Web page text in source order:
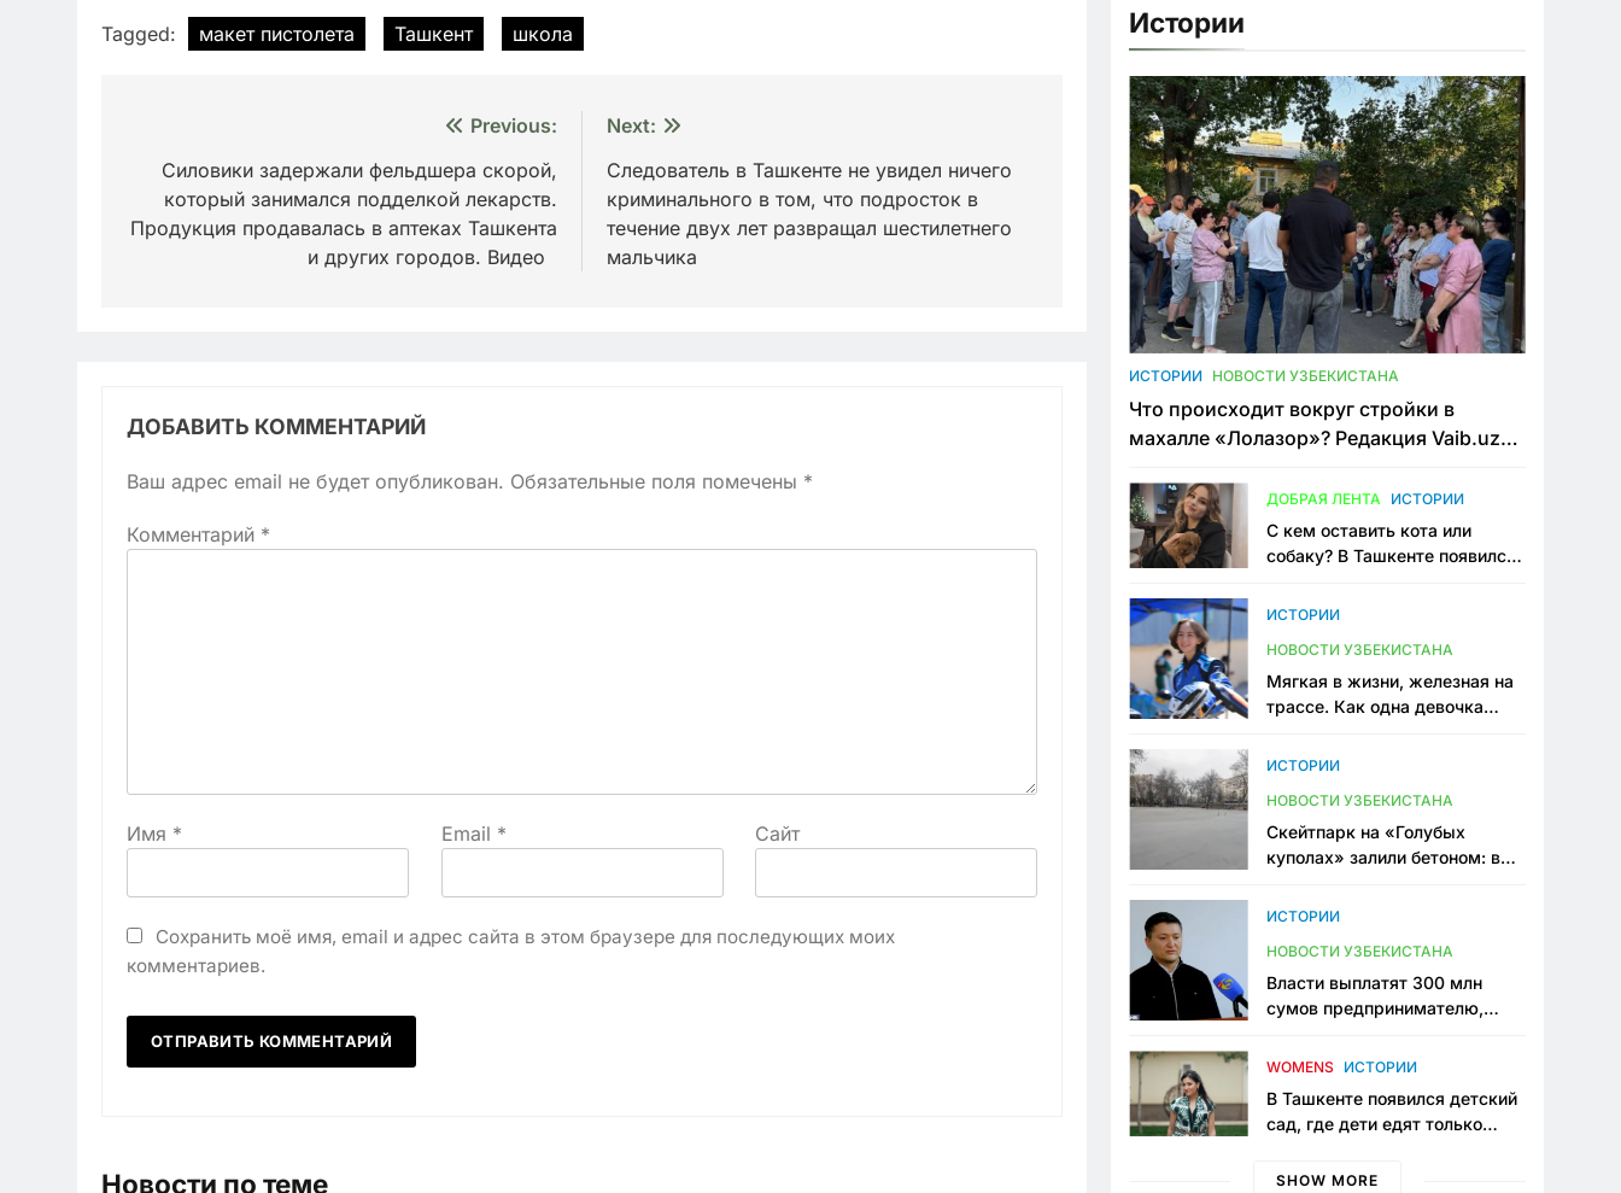
Tagged: макет пистолета Ташкент школа
записям
Previous:
Силовики задержали фельдшера скорой,
который занимался подделкой лекарств.
Продукция продавалась в аптеках Ташкента
и других городов. Видео
Next:
Следователь в Ташкенте не увидел ничего
криминального в том, что подросток в
течение двух лет развращал шестилетнего
мальчика
ДОБАВИТЬ КОММЕНТАРИЙ
Ваш адрес email не будет опубликован. Обязательные поля помечены *
Комментарий *
Имя * Email * Сайт
Сохранить моё имя, email и адрес сайта в этом браузере для последующих моих
комментариев.
Новости по теме
Истории
ИСТОРИИ НОВОСТИ УЗБЕКИСТАНА
Что происходит вокруг стройки в
махалле «Лолазор»? Редакция Vaib.uz
конфликта
ДОБРАЯ ЛЕНТА ИСТОРИИ
С кем оставить кота или
собаку? В Ташкенте появился
ИСТОРИИ
НОВОСТИ УЗБЕКИСТАНА
Мягкая в жизни, железная на
трассе. Как одна девочка
Узбекистане
ИСТОРИИ
НОВОСТИ УЗБЕКИСТАНА
Скейтпарк на «Голубых
куполах» залили бетоном: в
одно общественное
ИСТОРИИ
НОВОСТИ УЗБЕКИСТАНА
Власти выплатят 300 млн
сумов предпринимателю,
тюрьме по незаконному
WOMENS ИСТОРИИ
В Ташкенте появился детский
сад, где дети едят только
мама, которая устала просить
SHOW MORE